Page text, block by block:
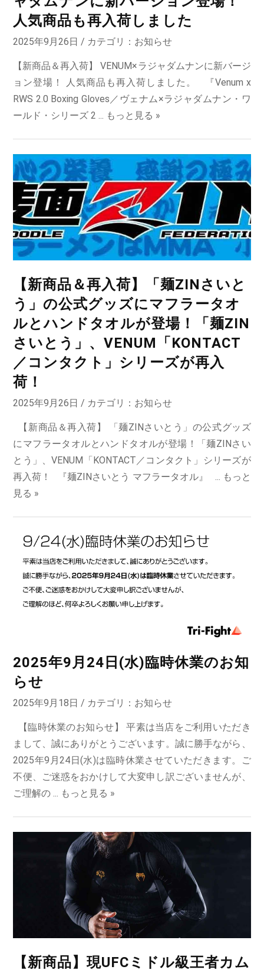
人気商品も再入荷しました
2025年9月26日 / カテゴリ： お知らせ
【新商品＆再入荷】 VENUM×ラジャダムナンに新バージ
ョン登場！ 人気商品も再入荷しました。 『Venum x
RWS 2.0 Boxing Gloves／ヴェナム×ラジャダムナン・ワ
ールド・シリーズ 2 ... もっと見る »
【新商品＆再入荷】「麺ZINさいと
う」の公式グッズにマフラータオ
ルとハンドタオルが登場！「麺ZIN
さいとう」、VENUM「KONTACT
／コンタクト」シリーズが再入
荷！
2025年9月26日 / カテゴリ： お知らせ
【新商品＆再入荷】 「麺ZINさいとう」の公式グッズ
にマフラータオルとハンドタオルが登場！「麺ZINさい
とう」、VENUM「KONTACT／コンタクト」シリーズが
再入荷！ 『麺ZINさいとう マフラータオル』 ... もっと
見る »
2025年9月24日(水)臨時休業のお知
らせ
2025年9月18日 / カテゴリ： お知らせ
【臨時休業のお知らせ】 平素は当店をご利用いただき
まして、誠にありがとうございます。誠に勝手ながら、
2025年9月24日(水)は臨時休業させていただきます。ご
不便、ご迷惑をおかけして大変申し訳ございませんが、
ご理解の ... もっと見る »
【新商品】現UFCミドル級王者カム